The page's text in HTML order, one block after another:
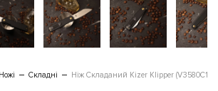
Ножі Складні Ніж Складаний Kizer Klipper (V3580C1)